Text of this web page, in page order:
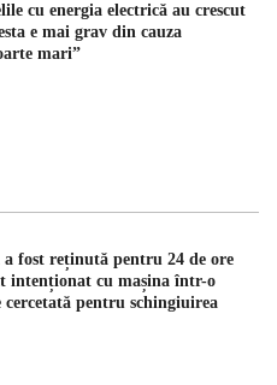
cu energia electrică au crescut
e mai grav din cauza
mari”
a fost reținută pentru 24 de ore
intenționat cu mașina într-o
pentru schingiuirea